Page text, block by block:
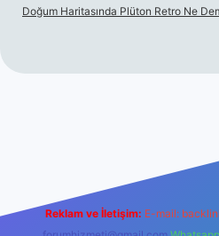
Doğum Haritasında Plüton Retro Ne
Reklam ve İletişim: E-mail: